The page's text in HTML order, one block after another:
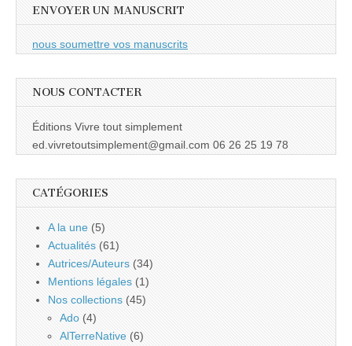
ENVOYER UN MANUSCRIT
nous soumettre vos manuscrits
NOUS CONTACTER
Éditions Vivre tout simplement
ed.vivretoutsimplement@gmail.com 06 26 25 19 78
CATÉGORIES
A la une (5)
Actualités (61)
Autrices/Auteurs (34)
Mentions légales (1)
Nos collections (45)
Ado (4)
AlTerreNative (6)